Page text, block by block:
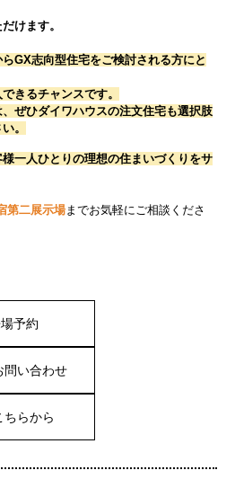
けます。
GX志向型住宅をご検討される方にと
きるチャンスです。
ぜひダイワハウスの注文住宅も選択肢
。
一人ひとりの理想の住まいづくりをサ
第二展示場までお気軽にご相談くださ
予約
問い合わせ
ちらから